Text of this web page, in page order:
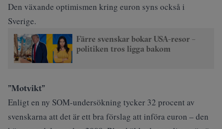
Den växande optimismen kring euron syns också i
Sverige.
Färre svenskar bokar USA-resor –
politiken tros ligga bakom
”Motvikt”
Enligt en ny SOM-undersökning tycker 32 procent av
svenskarna att det är ett bra förslag att införa euron – den